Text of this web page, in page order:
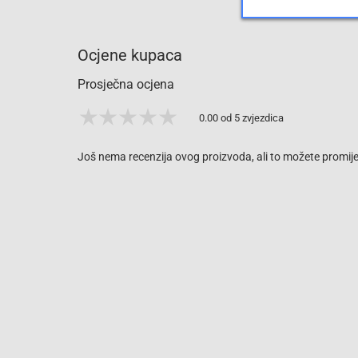
Ocjene kupaca
Prosječna ocjena
0.00 od 5 zvjezdica
Još nema recenzija ovog proizvoda, ali to možete